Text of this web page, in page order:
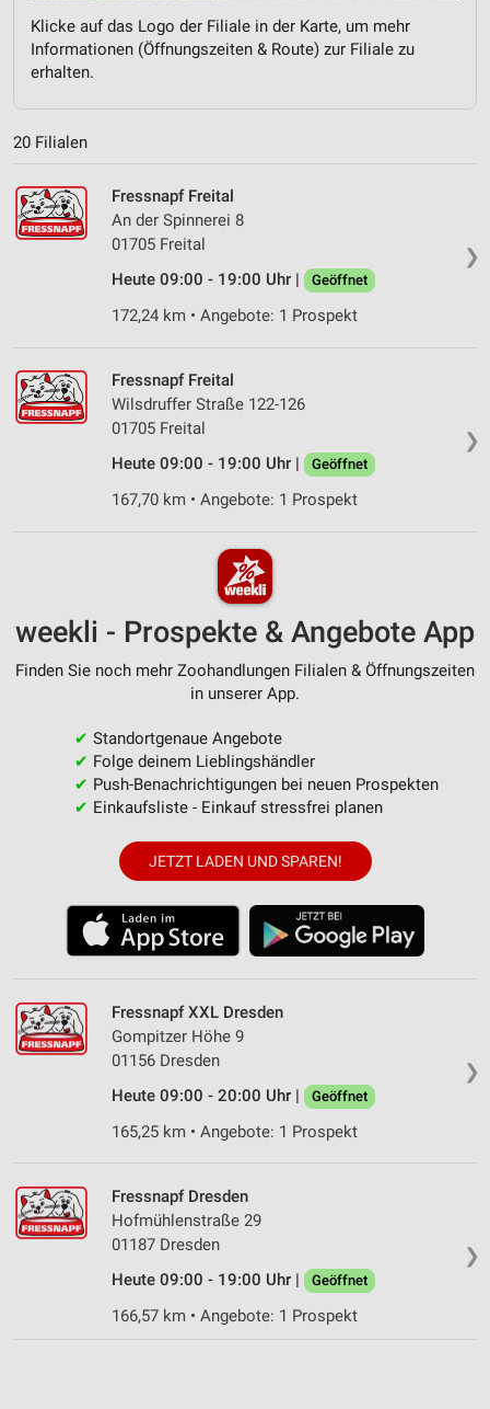
Klicke auf das Logo der Filiale in der Karte, um mehr
Informationen (Öffnungszeiten & Route) zur Filiale zu
erhalten.
20 Filialen
❯
Fressnapf Freital
An der Spinnerei 8
01705 Freital
Heute 09:00 - 19:00 Uhr |
Geöffnet
172,24 km • Angebote: 1 Prospekt
❯
Fressnapf Freital
Wilsdruffer Straße 122-126
01705 Freital
Heute 09:00 - 19:00 Uhr |
Geöffnet
167,70 km • Angebote: 1 Prospekt
weekli - Prospekte & Angebote App
Finden Sie noch mehr Zoohandlungen Filialen & Öffnungszeiten
in unserer App.
✔ Standortgenaue Angebote
✔ Folge deinem Lieblingshändler
✔ Push-Benachrichtigungen bei neuen Prospekten
✔ Einkaufsliste - Einkauf stressfrei planen
JETZT LADEN UND SPAREN!
❯
Fressnapf XXL Dresden
Gompitzer Höhe 9
01156 Dresden
Heute 09:00 - 20:00 Uhr |
Geöffnet
165,25 km • Angebote: 1 Prospekt
❯
Fressnapf Dresden
Hofmühlenstraße 29
01187 Dresden
Heute 09:00 - 19:00 Uhr |
Geöffnet
166,57 km • Angebote: 1 Prospekt